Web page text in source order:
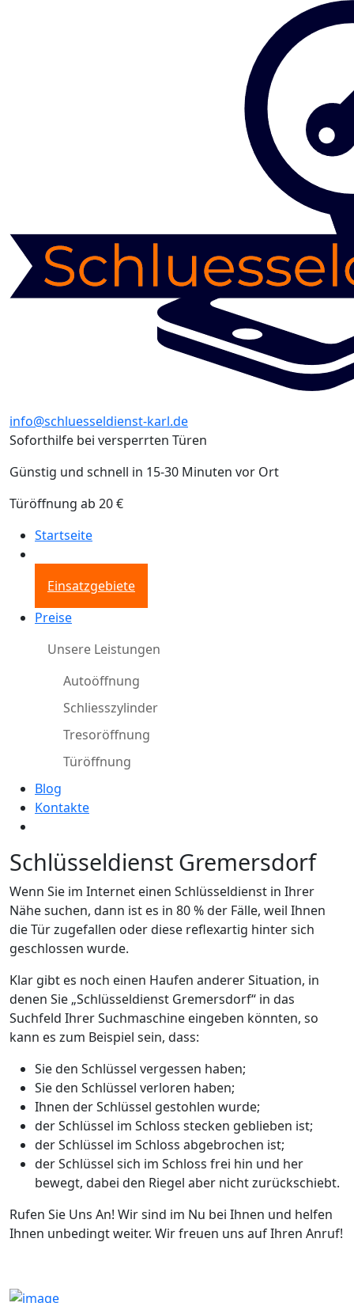
info@schluesseldienst-karl.de
Soforthilfe bei versperrten Türen
Günstig und schnell in 15-30 Minuten vor Ort
Türöffnung ab 20 €
Startseite
Einsatzgebiete
Preise
Unsere Leistungen
Autoöffnung
Schliesszylinder
Tresoröffnung
Türöffnung
Blog
Kontakte
Schlüsseldienst Gremersdorf
Wenn Sie im Internet einen Schlüsseldienst in Ihrer
Nähe suchen, dann ist es in 80 % der Fälle, weil Ihnen
die Tür zugefallen oder diese reflexartig hinter sich
geschlossen wurde.
Klar gibt es noch einen Haufen anderer Situation, in
denen Sie „Schlüsseldienst Gremersdorf“ in das
Suchfeld Ihrer Suchmaschine eingeben könnten, so
kann es zum Beispiel sein, dass:
Sie den Schlüssel vergessen haben;
Sie den Schlüssel verloren haben;
Ihnen der Schlüssel gestohlen wurde;
der Schlüssel im Schloss stecken geblieben ist;
der Schlüssel im Schloss abgebrochen ist;
der Schlüssel sich im Schloss frei hin und her
bewegt, dabei den Riegel aber nicht zurückschiebt.
Rufen Sie Uns An! Wir sind im Nu bei Ihnen und helfen
Ihnen unbedingt weiter. Wir freuen uns auf Ihren Anruf!